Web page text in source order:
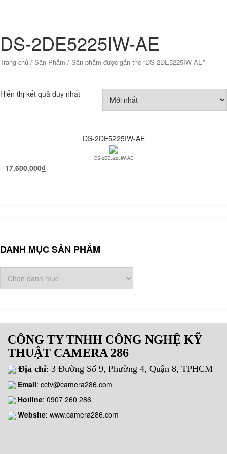
DS-2DE5225IW-AE
Trang chủ / Sản Phẩm / Sản phẩm được gắn thẻ “DS-2DE5225IW-AE”
Hiển thị kết quả duy nhất
DS-2DE5225IW-AE
DS-2DE5225IW-AE
17,600,000₫
DANH MỤC SẢN PHẨM
CÔNG TY TNHH CÔNG NGHỆ KỸ
THUẬT CAMERA 286
Địa chỉ: 3 Đường Số 9, Phường 4, Quận 8, TPHCM
Email: cctv@camera286.com
Hotline: 0907 260 286
Website: www.camera286.com